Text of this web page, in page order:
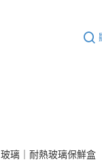
玻璃｜耐熱玻璃保鮮盒